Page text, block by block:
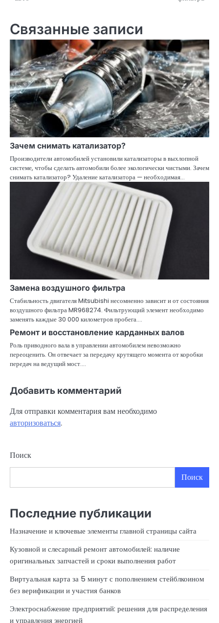
записям
Связанные записи
Зачем снимать катализатор?
Производители автомобилей установили катализаторы в выхлопной
системе, чтобы сделать автомобили более экологически чистыми. Зачем
снимать катализатор? Удаление катализатора — необходимая…
Замена воздушного фильтра
Стабильность двигателя Mitsubishi несомненно зависит и от состояния
воздушного фильтра MR968274. Фильтрующий элемент необходимо
заменять каждые 30 000 километров пробега.…
Ремонт и восстановление карданных валов
Роль приводного вала в управлении автомобилем невозможно
переоценить. Он отвечает за передачу крутящего момента от коробки
передач на ведущий мост.…
Добавить комментарий
Для отправки комментария вам необходимо
авторизоваться.
Поиск
Поиск
Последние публикации
Назначение и ключевые элементы главной страницы сайта
Кузовной и слесарный ремонт автомобилей: наличие
оригинальных запчастей и сроки выполнения работ
Виртуальная карта за 5 минут с пополнением стейблкоином
без верификации и участия банков
Электроснабжение предприятий: решения для распределения
и управления энергией